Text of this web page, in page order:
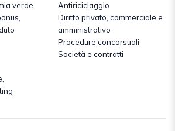
verde
Antiriciclaggio
Diritto privato, commerciale e
amministrativo
Procedure concorsuali
Società e contratti